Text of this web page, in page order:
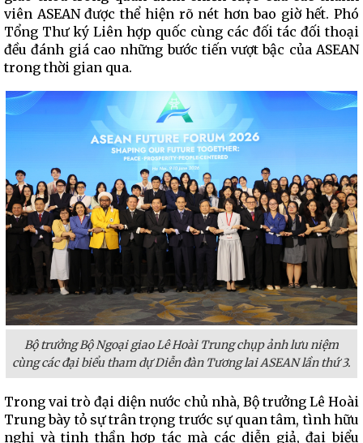
viên ASEAN được thể hiện rõ nét hơn bao giờ hết. Phó
Tổng Thư ký Liên hợp quốc cùng các đối tác đối thoại
đều đánh giá cao những bước tiến vượt bậc của ASEAN
trong thời gian qua.
Bộ trưởng Bộ Ngoại giao Lê Hoài Trung chụp ảnh lưu niệm
cùng các đại biểu tham dự Diễn đàn Tương lai ASEAN lần thứ 3.
Trong vai trò đại diện nước chủ nhà, Bộ trưởng Lê Hoài
Trung bày tỏ sự trân trọng trước sự quan tâm, tình hữu
nghị và tinh thần hợp tác mà các diễn giả, đại biểu